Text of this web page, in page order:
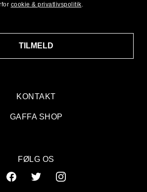
KONTAKT
GAFFA SHOP
TILMELD
cookie & privatlivspolitik.
FØLG OS